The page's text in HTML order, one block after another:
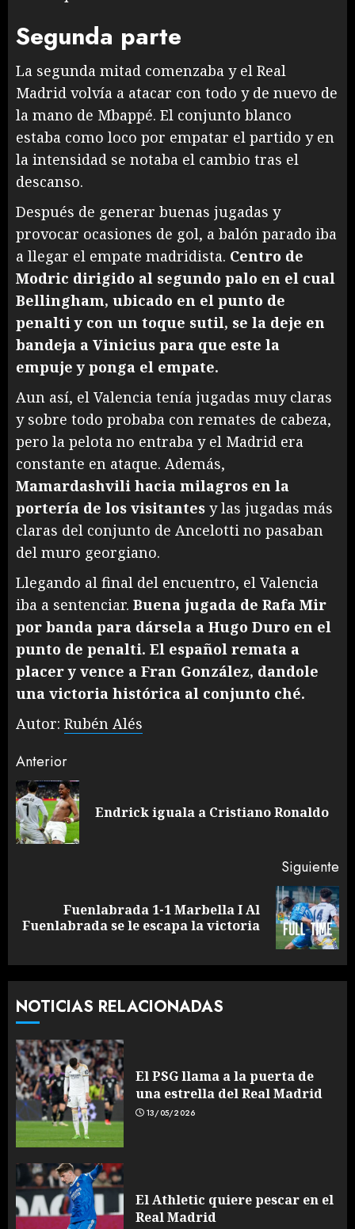
Segunda parte
La segunda mitad comenzaba y el Real
Madrid volvía a atacar con todo y de nuevo de
la mano de Mbappé. El conjunto blanco
estaba como loco por empatar el partido y en
la intensidad se notaba el cambio tras el
descanso.
Después de generar buenas jugadas y
provocar ocasiones de gol, a balón parado iba
a llegar el empate madridista. Centro de
Modric dirigido al segundo palo en el cual
Bellingham, ubicado en el punto de
penalti y con un toque sutil, se la deje en
bandeja a Vinicius para que este la
empuje y ponga el empate.
Aun así, el Valencia tenía jugadas muy claras
y sobre todo probaba con remates de cabeza,
pero la pelota no entraba y el Madrid era
constante en ataque. Además,
Mamardashvili hacia milagros en la
portería de los visitantes y las jugadas más
claras del conjunto de Ancelotti no pasaban
del muro georgiano.
Llegando al final del encuentro, el Valencia
iba a sentenciar. Buena jugada de Rafa Mir
por banda para dársela a Hugo Duro en el
punto de penalti. El español remata a
placer y vence a Fran González, dandole
una victoria histórica al conjunto ché.
Autor: Rubén Alés
Sigue
leyendo
Anterior
Endrick iguala a Cristiano Ronaldo
Siguiente
Siguiente
entrada:
Fuenlabrada 1-1 Marbella I Al
Fuenlabrada se le escapa la victoria
NOTICIAS RELACIONADAS
El PSG llama a la puerta de
una estrella del Real Madrid
13/05/2026
El Athletic quiere pescar en el
Real Madrid